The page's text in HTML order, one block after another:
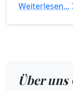
Weiterlesen...
Über